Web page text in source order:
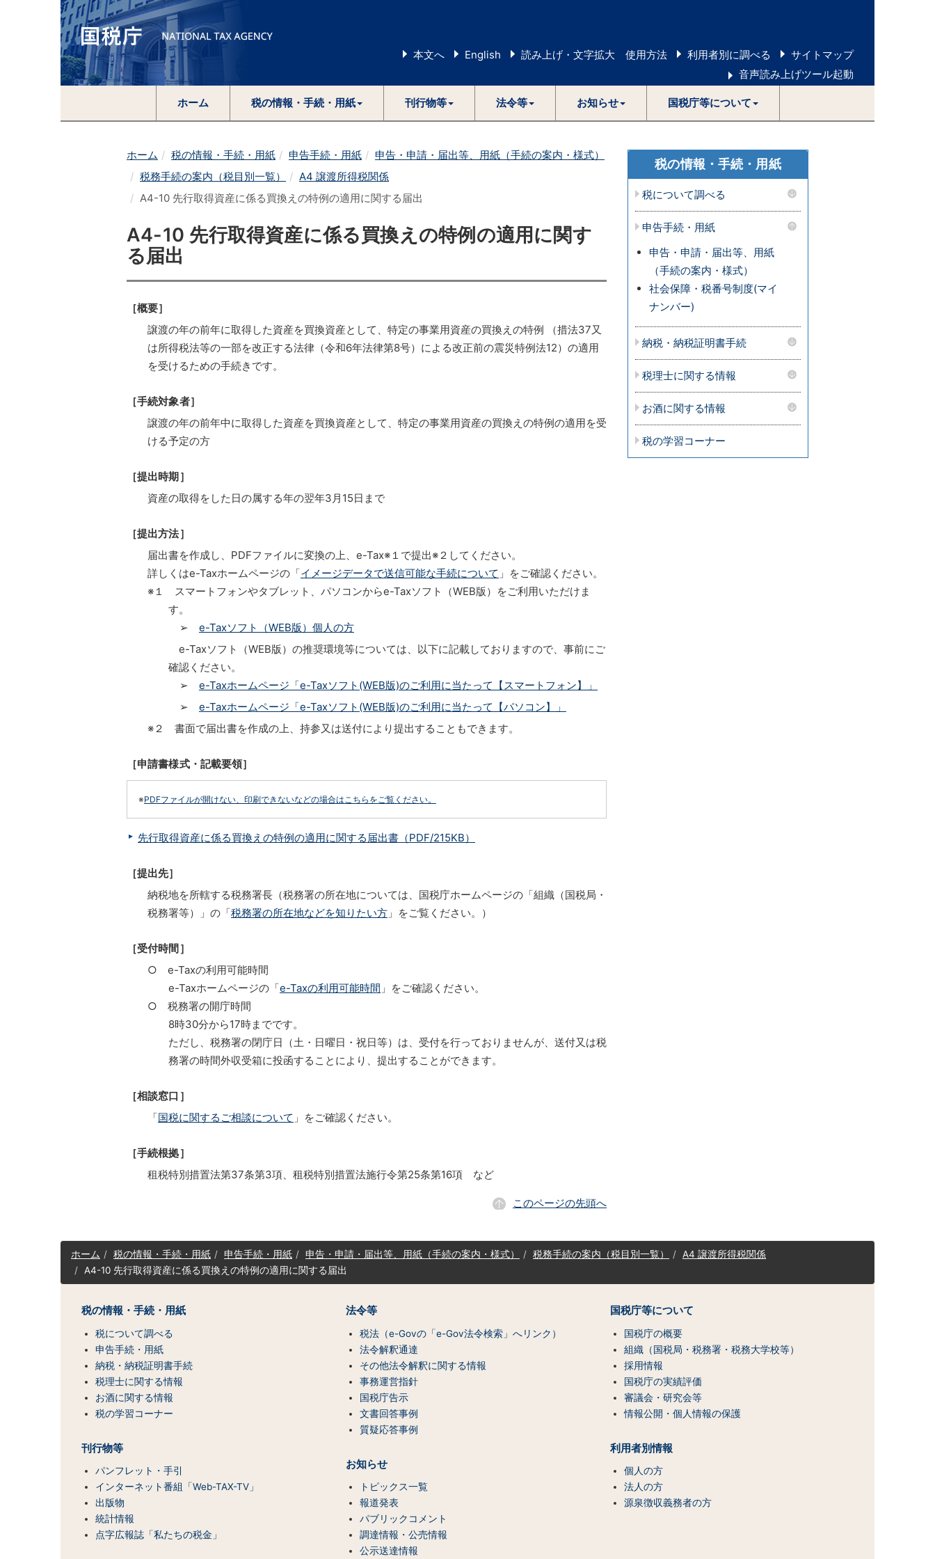
本文へ English 読み上げ・文字拡大 使用方法 利用者別に調べる
サイトマップ
音声読み上げツール起動
ホーム 税の情報・手続・用紙 刊行物等 法令等 お知らせ 国税庁等について
ホーム 税の情報・手続・用紙 申告手続・用紙
申告・申請・届出等、用紙（手続の案内・様式）
税務手続の案内（税目別一覧）
A4 譲渡所得税関係
A4-10 先行取得資産に係る買換えの特例の適用に関する届出
A4-10 先行取得資産に係る買換えの特例の適用に関す
る届出
［概要］
譲渡の年の前年に取得した資産を買換資産として、特定の事業用資産の買換えの特例 （措法37又
は所得税法等の一部を改正する法律（令和6年法律第8号）による改正前の震災特例法12）の適用
を受けるための手続きです。
［手続対象者］
譲渡の年の前年中に取得した資産を買換資産として、特定の事業用資産の買換えの特例の適用を受
ける予定の方
［提出時期］
資産の取得をした日の属する年の翌年3月15日まで
［提出方法］
届出書を作成し、PDFファイルに変換の上、e-Tax※１で提出※２してください。
詳しくはe-Taxホームページの「イメージデータで送信可能な手続について 」をご確認ください。
※１ スマートフォンやタブレット、パソコンからe-Taxソフト（WEB版）をご利用いただけま
す。
➢ e-Taxソフト（WEB版）個人の方
e-Taxソフト（WEB版）の推奨環境等については、以下に記載しておりますので、事前にご
確認ください。
➢ e-Taxホームページ「e-Taxソフト(WEB版)のご利用に当たって【スマートフォン】」
➢ e-Taxホームページ「e-Taxソフト(WEB版)のご利用に当たって【パソコン】」
※２ 書面で届出書を作成の上、持参又は送付により提出することもできます。
［申請書様式・記載要領］
※PDFファイルが開けない、印刷できないなどの場合はこちらをご覧ください。
先行取得資産に係る買換えの特例の適用に関する届出書（PDF/215KB）
［提出先］
納税地を所轄する税務署長（税務署の所在地については、国税庁ホームページの「組織（国税局・
税務署等）」の「税務署の所在地などを知りたい方 」をご覧ください。）
［受付時間］
○ e-Taxの利用可能時間
e-Taxホームページの「e-Taxの利用可能時間 」をご確認ください。
○ 税務署の開庁時間
8時30分から17時までです。
ただし、税務署の閉庁日（土・日曜日・祝日等）は、受付を行っておりませんが、送付又は税
務署の時間外収受箱に投函することにより、提出することができます。
［相談窓口］
「国税に関するご相談について 」をご確認ください。
［手続根拠］
租税特別措置法第37条第3項、租税特別措置法施行令第25条第16項 など
このページの先頭へ
税の情報・手続・用紙
税について調べる
申告手続・用紙
申告・申請・届出等、用紙
（手続の案内・様式）
社会保障・税番号制度(マイ
ナンバー)
納税・納税証明書手続
税理士に関する情報
お酒に関する情報
税の学習コーナー
サ
イ
（コ
ホーム 税の情報・手続・用紙 申告手続・用紙 申告・申請・届出等、用紙（手続の案内・様式） 税務手続の案内（税目別一覧）
A4 譲渡所得税関係
A4-10 先行取得資産に係る買換えの特例の適用に関する届出
税の情報・手続・用紙
税について調べる
申告手続・用紙
納税・納税証明書手続
税理士に関する情報
お酒に関する情報
税の学習コーナー
刊行物等
パンフレット・手引
インターネット番組「Web-TAX-TV」
出版物
統計情報
点字広報誌「私たちの税金」
法令等
税法（e-Govの「e-Gov法令検索」へリンク）
法令解釈通達
その他法令解釈に関する情報
事務運営指針
国税庁告示
文書回答事例
質疑応答事例
お知らせ
トピックス一覧
報道発表
パブリックコメント
調達情報・公売情報
公示送達情報
国税庁等について
国税庁の概要
組織（国税局・税務署・税務大学校等）
採用情報
国税庁の実績評価
審議会・研究会等
情報公開・個人情報の保護
利用者別情報
個人の方
法人の方
源泉徴収義務者の方